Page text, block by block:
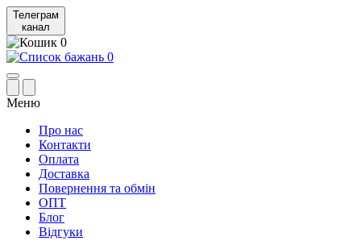
Телеграм
канал
0
0
Меню
Про нас
Контакти
Оплата
Доставка
Повернення та обмін
ОПТ
Блог
Відгуки